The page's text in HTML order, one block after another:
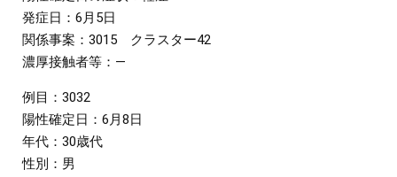
発症日：6月5日
関係事案：3015 クラスター42
濃厚接触者等：―
例目：3032
陽性確定日：6月8日
年代：30歳代
性別：男